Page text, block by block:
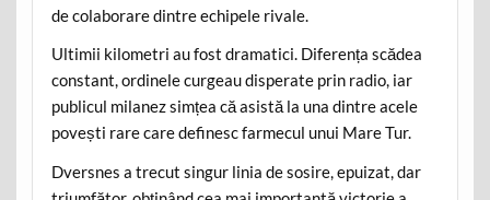
de colaborare dintre echipele rivale.
Ultimii kilometri au fost dramatici. Diferența scădea
constant, ordinele curgeau disperate prin radio, iar
publicul milanez simțea că asistă la una dintre acele
povești rare care definesc farmecul unui Mare Tur.
Dversnes a trecut singur linia de sosire, epuizat, dar